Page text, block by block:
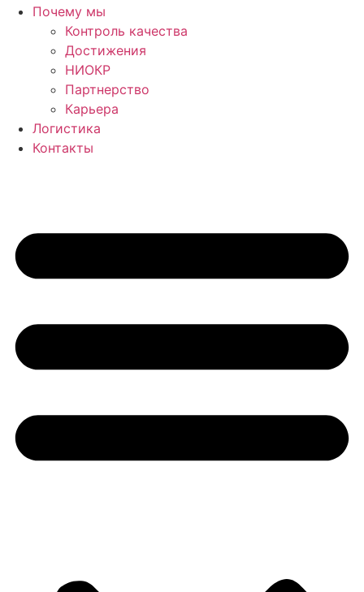
Почему мы
Контроль качества
Достижения
НИОКР
Партнерство
Карьера
Логистика
Контакты